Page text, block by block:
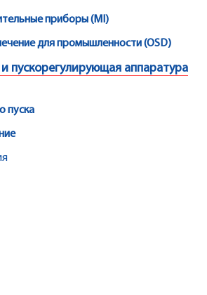
приборы (MI)
для промышленности (OSD)
пускорегулирующая аппаратура
пуска